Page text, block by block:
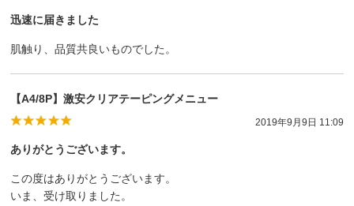
迅速に届きました
肌触り、品質共良いものでした。
【A4/8P】激安クリアテーピングメニュー
2019年9月9日 11:09
ありがとうございます。
この度はありがとうございます。
いま、受け取りました。